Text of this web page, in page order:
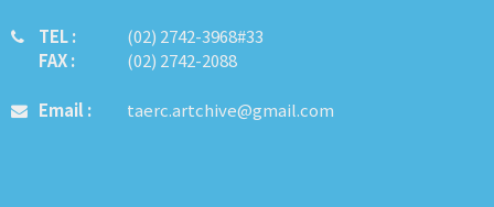
TEL :
FAX :
​​​​(02) 2742-3968#33
(02) 2742-2088
Email : taerc.artchive@gmail.com